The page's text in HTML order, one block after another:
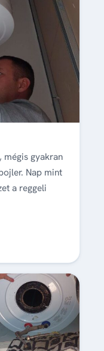
mégis gyakran
Nap mint
a reggeli